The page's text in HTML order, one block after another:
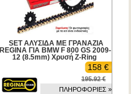
SET ΑΛΥΣΙΔΑ ΜΕ ΓΡΑΝΑΖΙΑ
REGINA ΓΙΑ BMW F 800 GS 2009-
12 (8.5mm) Χρυσή Z-Ring
158 €
195.92 €
ΠΛΗΡΟΦΟΡΙΕΣ »